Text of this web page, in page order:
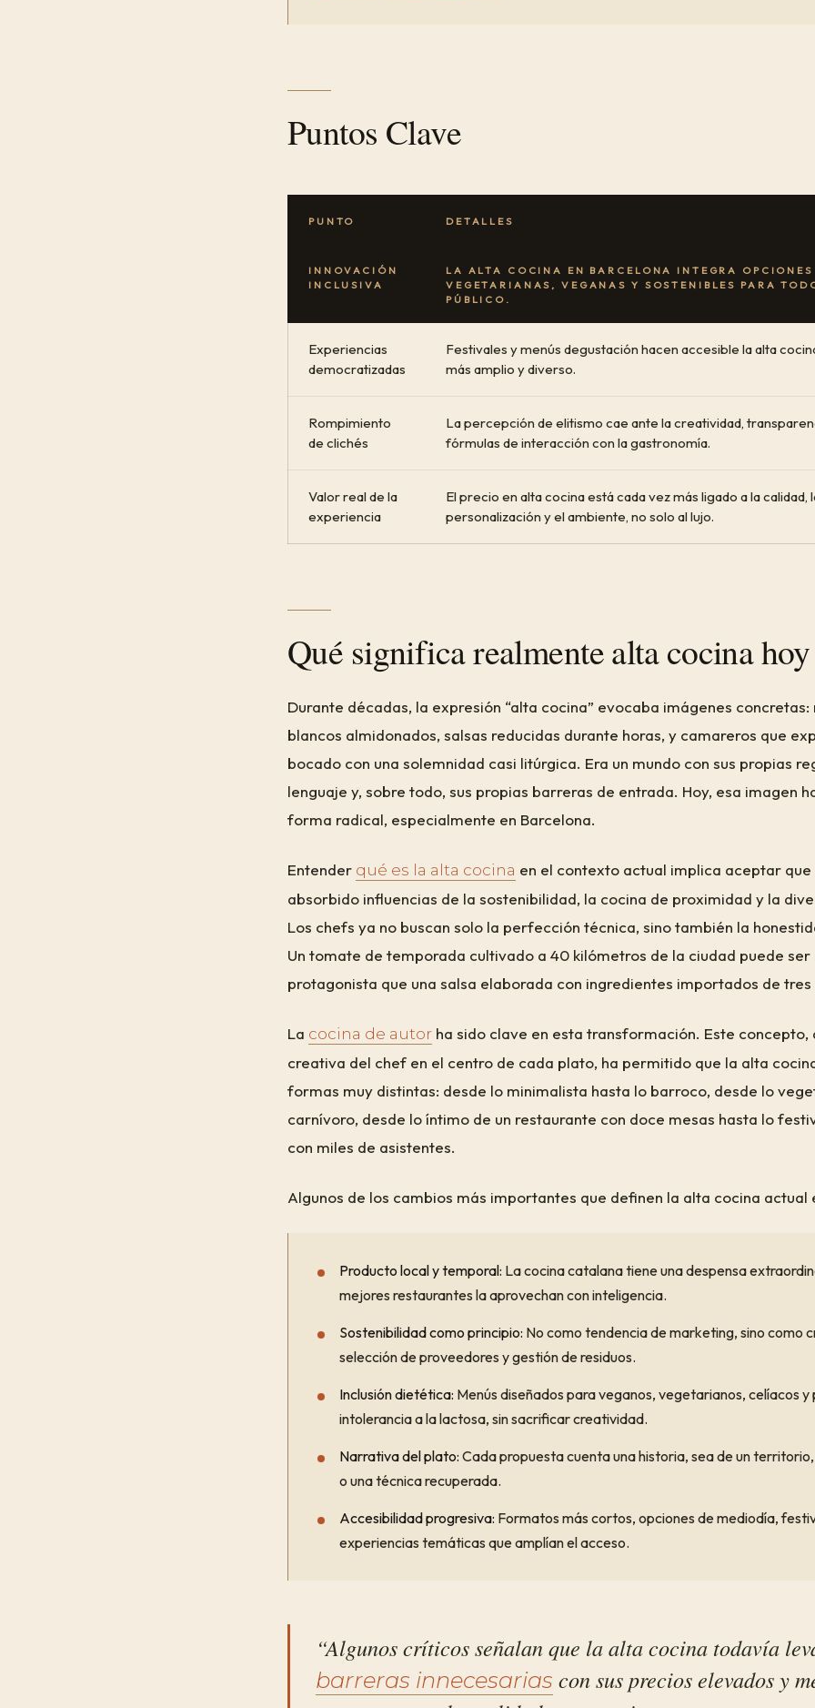
Puntos Clave
PUNTO DETALLES
INNOVACIÓN
INCLUSIVA
LA ALTA COCINA EN BARCELONA INTEGRA OPCIONES
VEGETARIANAS, VEGANAS Y SOSTENIBLES PARA
PÚBLICO.
Experiencias
democratizadas
Festivales y menús degustación hacen accesible la alta
más amplio y diverso.
Rompimiento
de clichés
La percepción de elitismo cae ante la creatividad,
fórmulas de interacción con la gastronomía.
Valor real de la
experiencia
El precio en alta cocina está cada vez más ligado a la calidad,
personalización y el ambiente, no solo al lujo.
Qué significa realmente alta cocina hoy
Durante décadas, la expresión “alta cocina” evocaba imágenes concretas:
blancos almidonados, salsas reducidas durante horas, y camareros que
bocado con una solemnidad casi litúrgica. Era un mundo con sus propias
lenguaje y, sobre todo, sus propias barreras de entrada. Hoy, esa imagen
forma radical, especialmente en Barcelona.
Entender qué es la alta cocina en el contexto actual implica aceptar
absorbido influencias de la sostenibilidad, la cocina de proximidad y la
Los chefs ya no buscan solo la perfección técnica, sino también la
Un tomate de temporada cultivado a 40 kilómetros de la ciudad puede ser
protagonista que una salsa elaborada con ingredientes importados de tres
La cocina de autor ha sido clave en esta transformación. Este concepto,
creativa del chef en el centro de cada plato, ha permitido que la alta
formas muy distintas: desde lo minimalista hasta lo barroco, desde lo
carnívoro, desde lo íntimo de un restaurante con doce mesas hasta lo
con miles de asistentes.
Algunos de los cambios más importantes que definen la alta cocina actual
Producto local y temporal: La cocina catalana tiene una despensa
mejores restaurantes la aprovechan con inteligencia.
Sostenibilidad como principio: No como tendencia de marketing, sino como
selección de proveedores y gestión de residuos.
Inclusión dietética: Menús diseñados para veganos, vegetarianos, celíacos y
intolerancia a la lactosa, sin sacrificar creatividad.
Narrativa del plato: Cada propuesta cuenta una historia, sea de un
o una técnica recuperada.
Accesibilidad progresiva: Formatos más cortos, opciones de mediodía,
experiencias temáticas que amplían el acceso.
“Algunos críticos señalan que la alta cocina todavía
barreras innecesarias con sus precios elevados y